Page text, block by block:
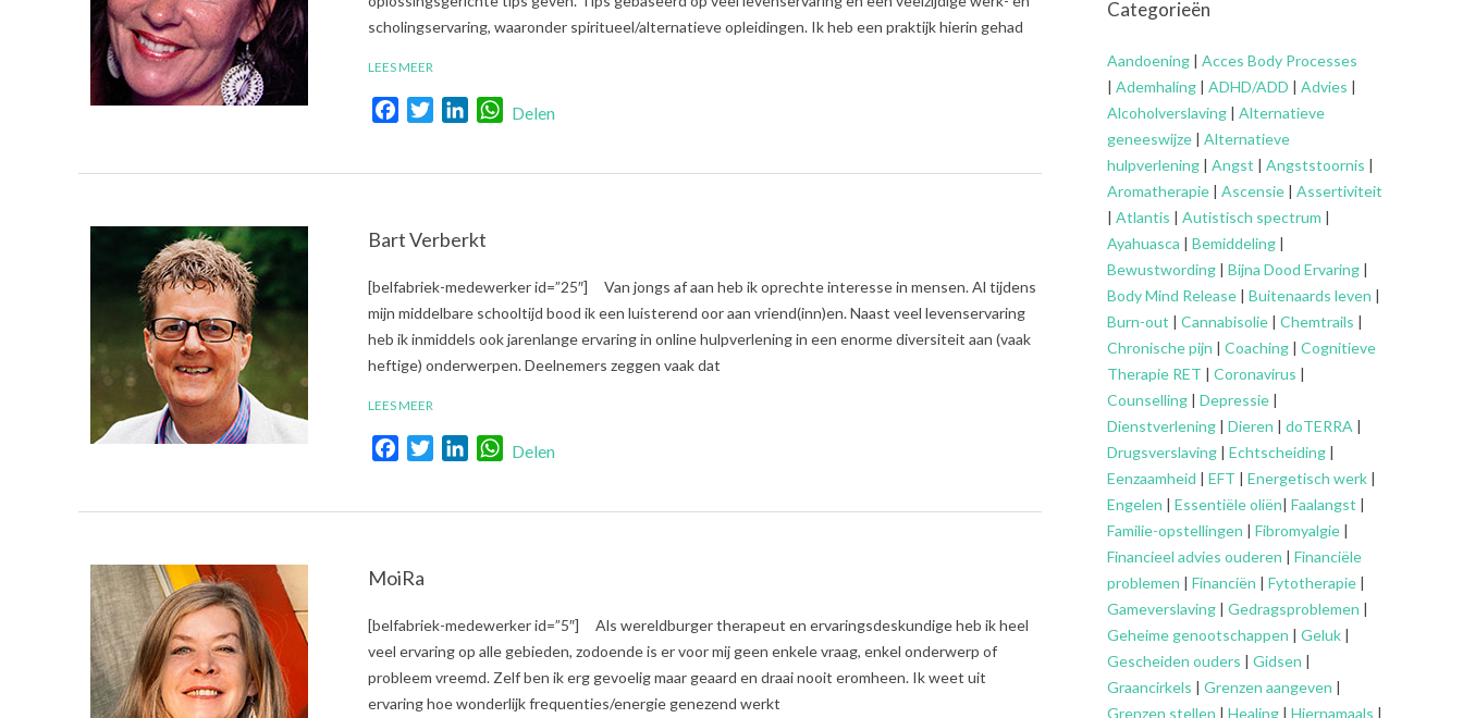
scholingservaring, waaronder spiritueel/alternatieve opleidingen. Ik heb een praktijk hierin gehad
LEES MEER
FacebookTwitterLinkedInWhatsApp
Delen
Bart Verberkt
2018-
01-
18
[belfabriek-medewerker id=”25″] Van jongs af aan heb ik oprechte interesse in mensen. Al tijdens
mijn middelbare schooltijd bood ik een luisterend oor aan vriend(inn)en. Naast veel levenservaring
heb ik inmiddels ook jarenlange ervaring in online hulpverlening in een enorme diversiteit aan (vaak
heftige) onderwerpen. Deelnemers zeggen vaak dat
LEES MEER
FacebookTwitterLinkedInWhatsApp
Delen
MoiRa
2017-
[belfabriek-medewerker id=”5″] Als wereldburger therapeut en ervaringsdeskundige heb ik heel
veel ervaring op alle gebieden, zodoende is er voor mij geen enkele vraag, enkel onderwerp of
probleem vreemd. Zelf ben ik erg gevoelig maar geaard en draai nooit eromheen. Ik weet uit
ervaring hoe wonderlijk frequenties/energie genezend werkt
Categorieën
Aandoening | Acces Body Processes
| Ademhaling | ADHD/ADD | Advies |
Alcoholverslaving | Alternatieve
geneeswijze | Alternatieve
hulpverlening | Angst | Angststoornis |
Aromatherapie | Ascensie | Assertiviteit
| Atlantis | Autistisch spectrum |
Ayahuasca | Bemiddeling |
Bewustwording | Bijna Dood Ervaring |
Body Mind Release | Buitenaards leven |
Burn-out | Cannabisolie | Chemtrails |
Chronische pijn | Coaching | Cognitieve
Therapie RET | Coronavirus |
Counselling | Depressie |
Dienstverlening | Dieren | doTERRA |
Drugsverslaving | Echtscheiding |
Eenzaamheid | EFT | Energetisch werk |
Engelen | Essentiële oliën| Faalangst |
Familie-opstellingen | Fibromyalgie |
Financieel advies ouderen | Financiële
problemen | Financiën | Fytotherapie |
Gameverslaving | Gedragsproblemen |
Geheime genootschappen | Geluk |
Gescheiden ouders | Gidsen |
Graancirkels | Grenzen aangeven |
Grenzen stellen | Healing | Hiernamaals |